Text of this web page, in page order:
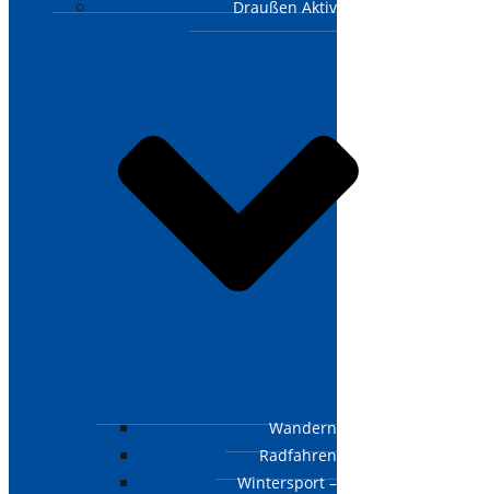
Draußen Aktiv
Wandern
Radfahren
Wintersport –